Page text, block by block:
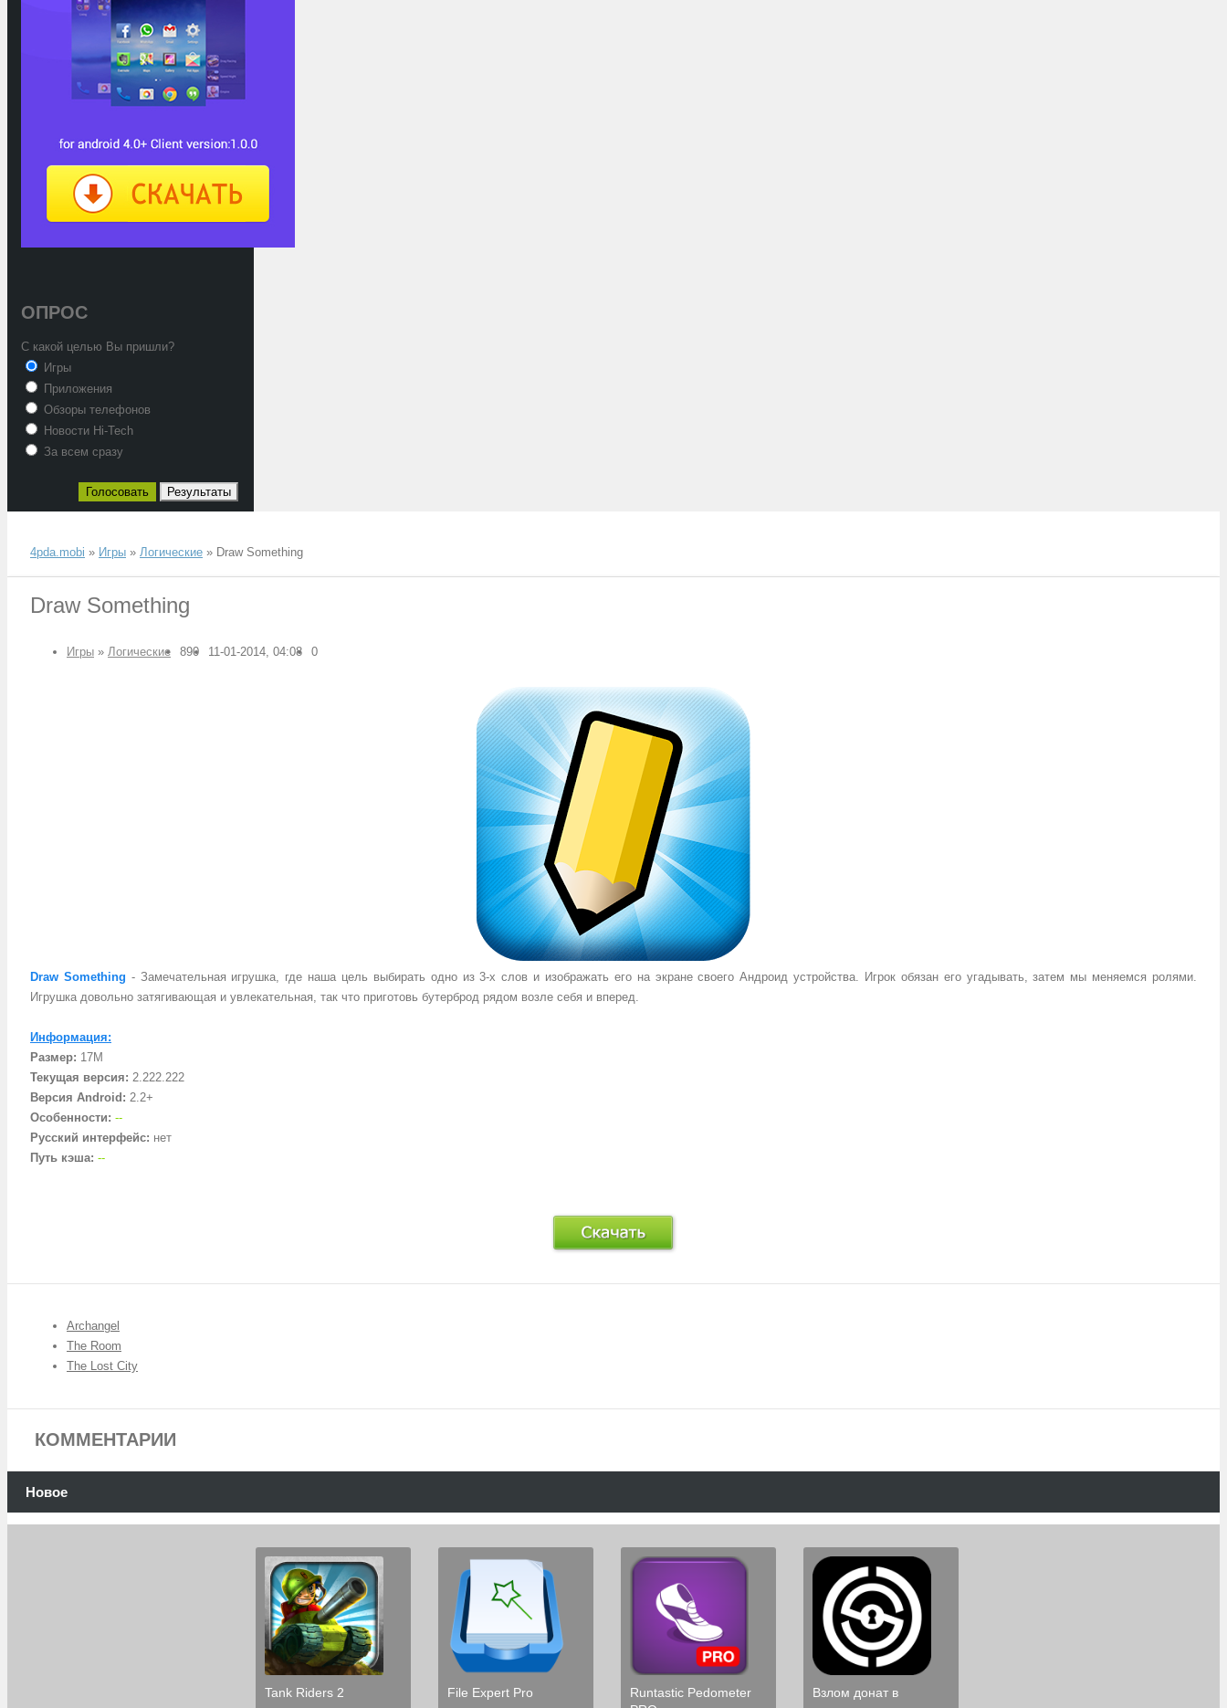
ОПРОС
С какой целью Вы пришли?
Игры
Приложения
Обзоры телефонов
Новости Hi-Tech
За всем сразу
Голосовать Результаты
4pda.mobi » Игры » Логические » Draw Something
Draw Something
Игры » Логические 890 11-01-2014, 04:08 0
Draw Something - Замечательная игрушка, где наша цель выбирать одно из 3-х слов и изображать его на экране своего Андроид устройства. Игрок обязан его угадывать, затем мы меняемся ролями.
Игрушка довольно затягивающая и увлекательная, так что приготовь бутерброд рядом возле себя и вперед.
Информация:
Размер: 17M
Текущая версия: 2.222.222
Версия Android: 2.2+
Особенности: --
Русский интерфейс: нет
Путь кэша: --
Archangel
The Room
The Lost City
КОММЕНТАРИИ
Новое
Tank Riders 2 File Expert Pro
Runtastic Pedometer
Взлом донат в